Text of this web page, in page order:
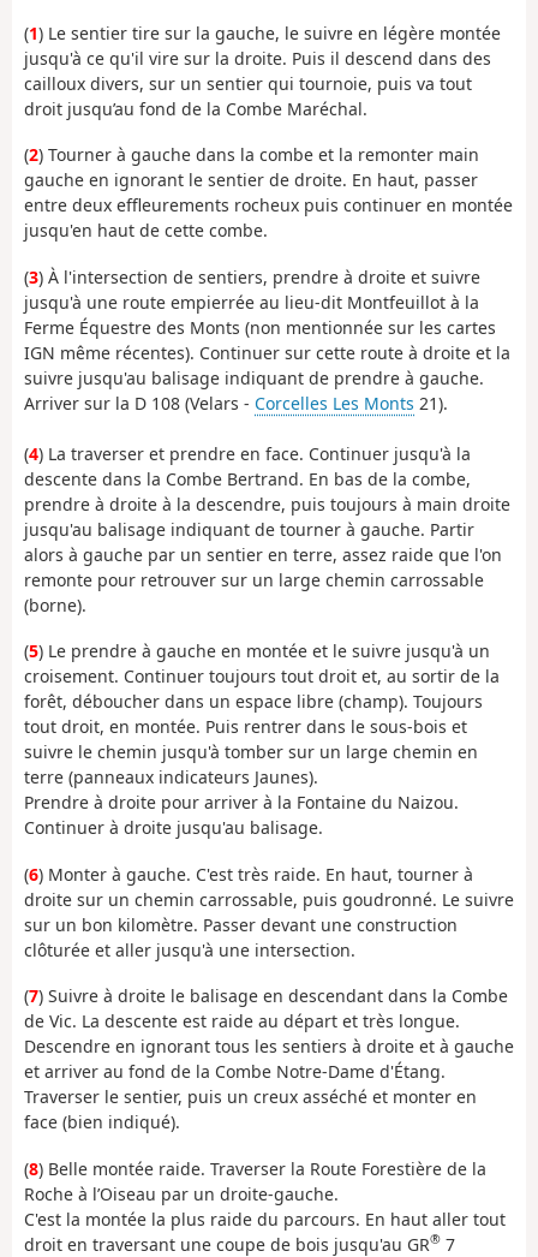
(1) Le sentier tire sur la gauche, le suivre en légère montée
jusqu'à ce qu'il vire sur la droite. Puis il descend dans des
cailloux divers, sur un sentier qui tournoie, puis va tout
droit jusqu’au fond de la Combe Maréchal.
(2) Tourner à gauche dans la combe et la remonter main
gauche en ignorant le sentier de droite. En haut, passer
entre deux effleurements rocheux puis continuer en montée
jusqu'en haut de cette combe.
(3) À l'intersection de sentiers, prendre à droite et suivre
jusqu'à une route empierrée au lieu-dit Montfeuillot à la
Ferme Équestre des Monts (non mentionnée sur les cartes
IGN même récentes). Continuer sur cette route à droite et la
suivre jusqu'au balisage indiquant de prendre à gauche.
Arriver sur la D 108 (Velars - Corcelles Les Monts 21).
(4) La traverser et prendre en face. Continuer jusqu'à la
descente dans la Combe Bertrand. En bas de la combe,
prendre à droite à la descendre, puis toujours à main droite
jusqu'au balisage indiquant de tourner à gauche. Partir
alors à gauche par un sentier en terre, assez raide que l'on
remonte pour retrouver sur un large chemin carrossable
(borne).
(5) Le prendre à gauche en montée et le suivre jusqu'à un
croisement. Continuer toujours tout droit et, au sortir de la
forêt, déboucher dans un espace libre (champ). Toujours
tout droit, en montée. Puis rentrer dans le sous-bois et
suivre le chemin jusqu'à tomber sur un large chemin en
terre (panneaux indicateurs Jaunes).
Prendre à droite pour arriver à la Fontaine du Naizou.
Continuer à droite jusqu'au balisage.
(6) Monter à gauche. C'est très raide. En haut, tourner à
droite sur un chemin carrossable, puis goudronné. Le suivre
sur un bon kilomètre. Passer devant une construction
clôturée et aller jusqu'à une intersection.
(7) Suivre à droite le balisage en descendant dans la Combe
de Vic. La descente est raide au départ et très longue.
Descendre en ignorant tous les sentiers à droite et à gauche
et arriver au fond de la Combe Notre-Dame d'Étang.
Traverser le sentier, puis un creux asséché et monter en
face (bien indiqué).
(8) Belle montée raide. Traverser la Route Forestière de la
Roche à l’Oiseau par un droite-gauche.
C'est la montée la plus raide du parcours. En haut aller tout
droit en traversant une coupe de bois jusqu'au GR® 7